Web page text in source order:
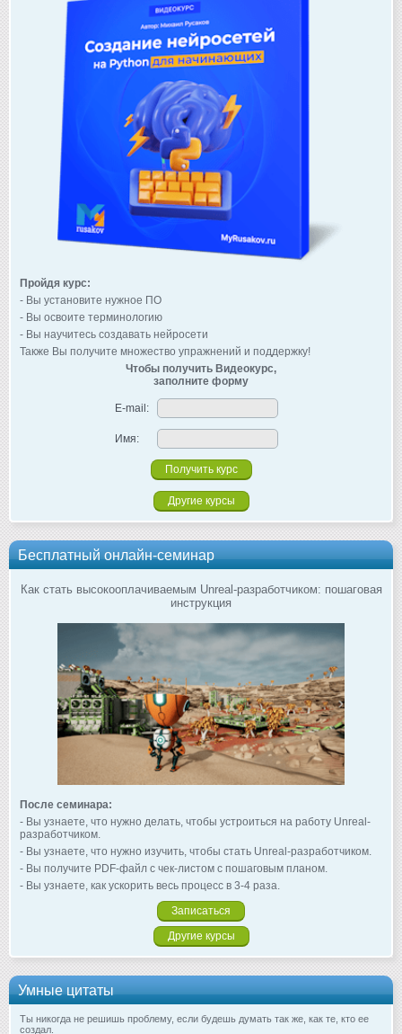
Пройдя курс:
- Вы установите нужное ПО
- Вы освоите терминологию
- Вы научитесь создавать нейросети
Также Вы получите множество упражнений и поддержку!
Чтобы получить Видеокурс,
заполните форму
E-mail:
Имя:
Другие курсы
Бесплатный онлайн-семинар
Как стать высокооплачиваемым Unreal-разработчиком: пошаговая
инструкция
После семинара:
- Вы узнаете, что нужно делать, чтобы устроиться на работу Unreal-
разработчиком.
- Вы узнаете, что нужно изучить, чтобы стать Unreal-разработчиком.
- Вы получите PDF-файл с чек-листом с пошаговым планом.
- Вы узнаете, как ускорить весь процесс в 3-4 раза.
Записаться
Другие курсы
Умные цитаты
Ты никогда не решишь проблему, если будешь думать так же, как те, кто ее
создал.